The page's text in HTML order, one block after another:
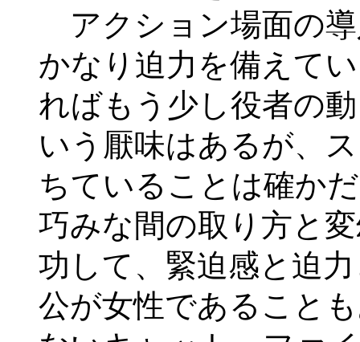
アクション場面の
かなり迫力を備えて
ればもう少し役者の
いう厭味はあるが、
ちていることは確か
巧みな間の取り方と
功して、緊迫感と迫
公が女性であること